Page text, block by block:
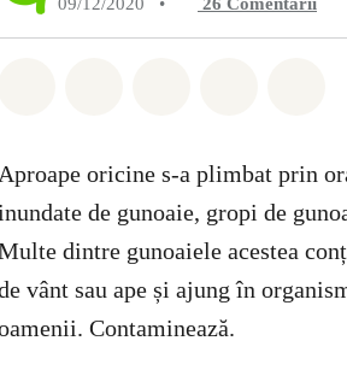
Aproape oricine s-a plimbat prin
de gunoaie, gropi de
dintre gunoaiele acestea
vânt sau ape și ajung în
Contaminează.